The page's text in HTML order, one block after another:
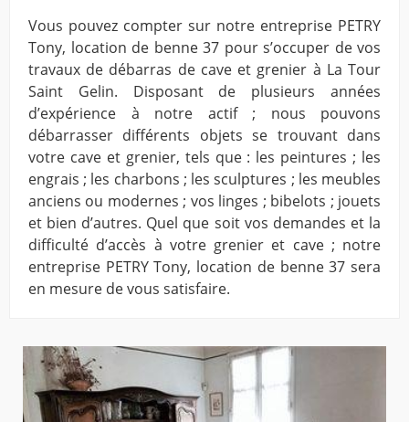
Vous pouvez compter sur notre entreprise PETRY
Tony, location de benne 37 pour s’occuper de vos
travaux de débarras de cave et grenier à La Tour
Saint Gelin. Disposant de plusieurs années
d’expérience à notre actif ; nous pouvons
débarrasser différents objets se trouvant dans
votre cave et grenier, tels que : les peintures ; les
engrais ; les charbons ; les sculptures ; les meubles
anciens ou modernes ; vos linges ; bibelots ; jouets
et bien d’autres. Quel que soit vos demandes et la
difficulté d’accès à votre grenier et cave ; notre
entreprise PETRY Tony, location de benne 37 sera
en mesure de vous satisfaire.